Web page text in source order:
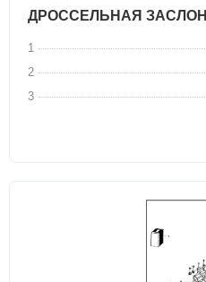
ДРОССЕЛЬНАЯ
1
2
3